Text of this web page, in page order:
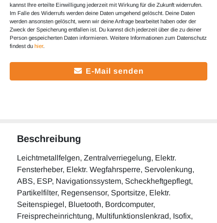
kannst Ihre erteilte Einwilligung jederzeit mit Wirkung für die Zukunft widerrufen.
Im Falle des Widerrufs werden deine Daten umgehend gelöscht. Deine Daten
werden ansonsten gelöscht, wenn wir deine Anfrage bearbeitet haben oder der
Zweck der Speicherung entfallen ist. Du kannst dich jederzeit über die zu deiner
Person gespeicherten Daten informieren. Weitere Informationen zum Datenschutz
findest du hier.
E-Mail senden
Beschreibung
Leichtmetallfelgen, Zentralverriegelung, Elektr.
Fensterheber, Elektr. Wegfahrsperre, Servolenkung,
ABS, ESP, Navigationssystem, Scheckheftgepflegt,
Partikelfilter, Regensensor, Sportsitze, Elektr.
Seitenspiegel, Bluetooth, Bordcomputer,
Freisprecheinrichtung, Multifunktionslenkrad, Isofix,